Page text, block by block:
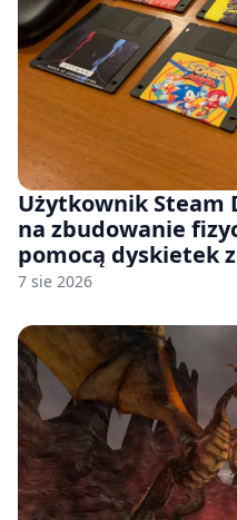
Użytkownik Steam
na zbudowanie
pomocą dyskietek
7 sie 2026